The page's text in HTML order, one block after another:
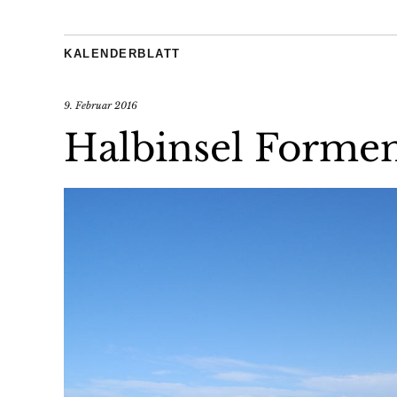
KALENDERBLATT
9. Februar 2016
Halbinsel